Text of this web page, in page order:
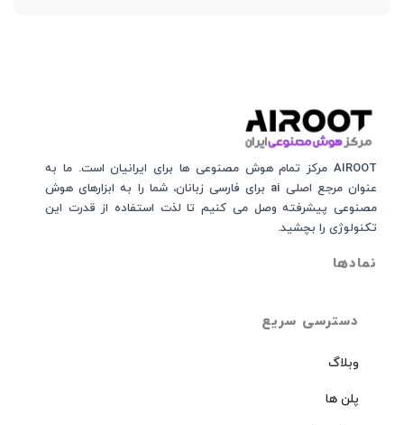
دسترسی سریع
وبلاگ
پلن ها
AIROOT مرکز تمام هوش مصنوعی‌‌‌ ها برای ایرانیان است. ما به
عنوان مرجع اصلی ai برای فارسی زبانان، شما را به ابزارهای هوش
مصنوعی پیشرفته وصل می کنیم تا لذت استفاده از قدرت این
تکنولوژی را بچشید.
نمادها